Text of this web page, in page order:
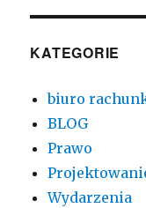
KATEGORIE
biuro
BLOG
Prawo
Wydarzenia